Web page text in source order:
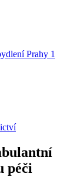
Prahy 1
péči